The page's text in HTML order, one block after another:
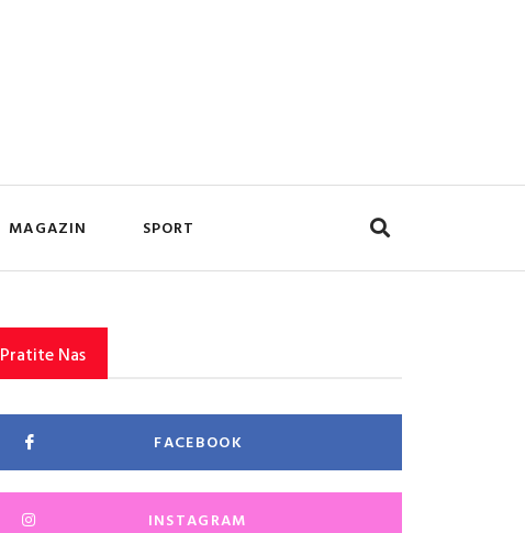
MAGAZIN SPORT
Pratite Nas
FACEBOOK
INSTAGRAM